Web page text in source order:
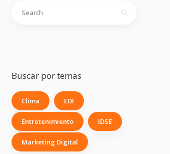
Buscar por temas
Clima EDI
Entretenimiento IDSE
Marketing Digital